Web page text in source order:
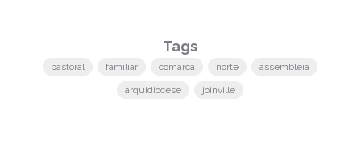
Tags
pastoral familiar comarca norte assembleia
arquidiocese joinville